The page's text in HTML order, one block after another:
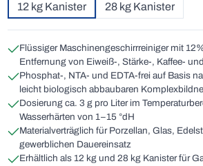
12 kg Kanister 28 kg Kanister
Flüssiger Maschinengeschirrreiniger mit
Entfernung von Eiweiß-, Stärke-, Kaffee-
Phosphat-, NTA- und EDTA-frei auf Basis
leicht biologisch abbaubaren
Dosierung ca. 3 g pro Liter im
Wasserhärten von 1–15 °dH
Materialverträglich für Porzellan, Glas,
gewerblichen Dauereinsatz
Erhältlich als 12 kg und 28 kg Kanister für